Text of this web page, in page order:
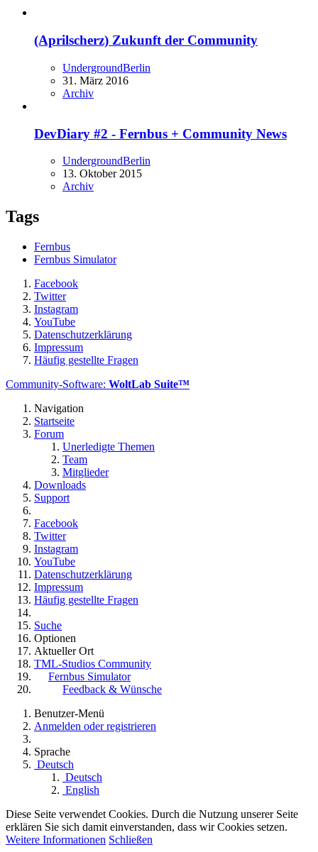
(Aprilscherz) Zukunft der Community
UndergroundBerlin
31. März 2016
Archiv
DevDiary #2 - Fernbus + Community News
UndergroundBerlin
13. Oktober 2015
Archiv
Tags
Fernbus
Fernbus Simulator
Facebook
Twitter
Instagram
YouTube
Datenschutzerklärung
Impressum
Häufig gestellte Fragen
Community-Software: WoltLab Suite™
Navigation
Startseite
Forum
Unerledigte Themen
Team
Mitglieder
Downloads
Support
Facebook
Twitter
Instagram
YouTube
Datenschutzerklärung
Impressum
Häufig gestellte Fragen
Suche
Optionen
Aktueller Ort
TML-Studios Community
Fernbus Simulator
Feedback & Wünsche
Benutzer-Menü
Anmelden oder registrieren
Sprache
Deutsch
Deutsch
English
Diese Seite verwendet Cookies. Durch die Nutzung unserer Seite
erklären Sie sich damit einverstanden, dass wir Cookies setzen.
Weitere Informationen Schließen